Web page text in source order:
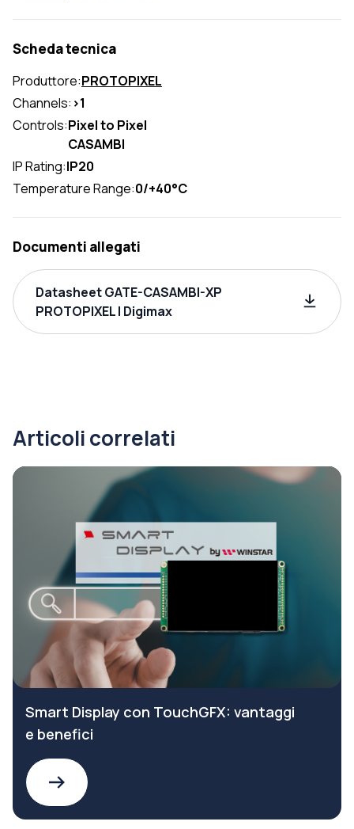
Scheda tecnica
Produttore:PROTOPIXEL
Channels: >1
Controls:Pixel to Pixel
CASAMBI
IP Rating:IP20
Temperature Range:0/+40°C
Documenti allegati
Datasheet GATE-CASAMBI-XP
PROTOPIXEL | Digimax
Articoli correlati
Smart Display con TouchGFX: vantaggi
e benefici